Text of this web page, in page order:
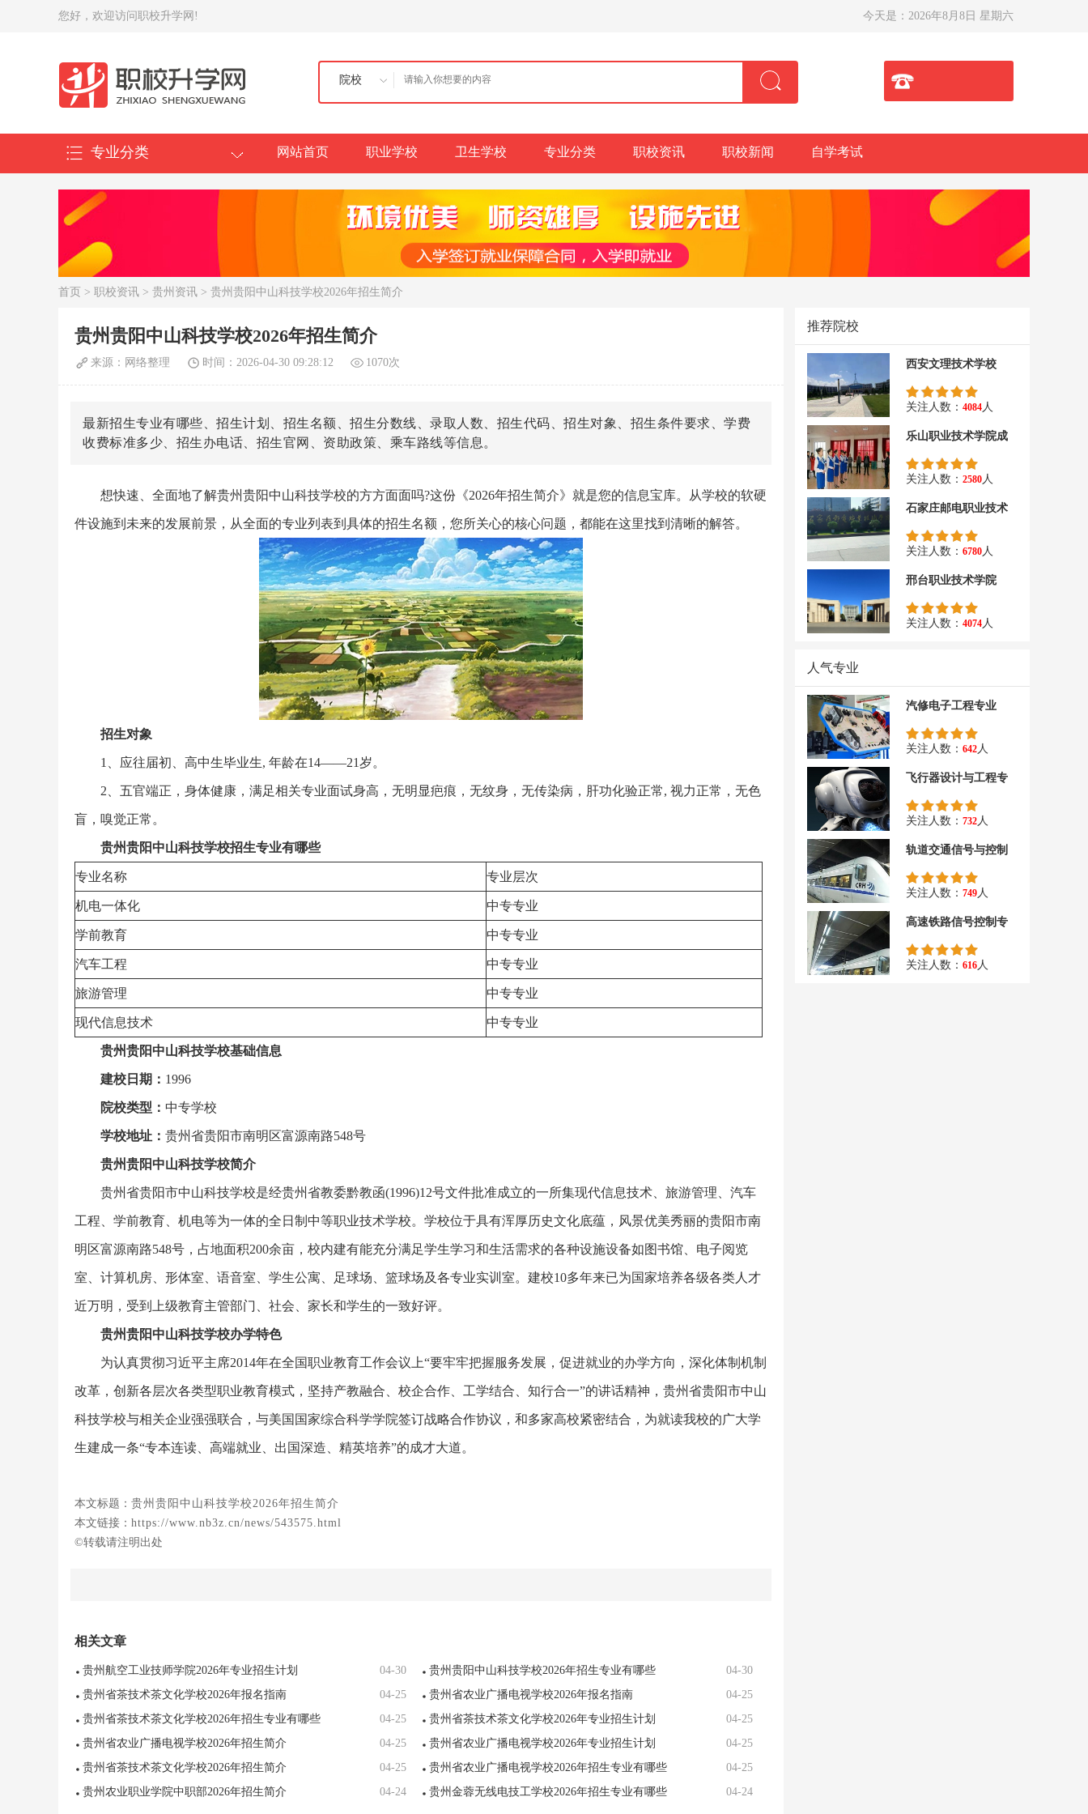
您好，欢迎访问职校升学网! 今天是： 2026年8月8日 星期六
院校
专业分类 网站首页 职业学校 卫生学校 专业分类 职校资讯 职校新闻 自学考试
首页 > 职校资讯 > 贵州资讯 > 贵州贵阳中山科技学校2026年招生简介
贵州贵阳中山科技学校2026年招生简介
来源：网络整理 时间：2026-04-30 09:28:12 1070次
最新招生专业有哪些、招生计划、招生名额、招生分数线、录取人数、招生代码、招生对象、招生条件要求、学费
收费标准多少、招生办电话、招生官网、资助政策、乘车路线等信息。
想快速、全面地了解贵州贵阳中山科技学校的方方面面吗?这份《2026年招生简介》就是您的信息宝库。从学校的软硬
件设施到未来的发展前景，从全面的专业列表到具体的招生名额，您所关心的核心问题，都能在这里找到清晰的解答。
招生对象
1、应往届初、高中生毕业生, 年龄在14——21岁。
2、五官端正，身体健康，满足相关专业面试身高，无明显疤痕，无纹身，无传染病，肝功化验正常, 视力正常，无色
盲，嗅觉正常。
贵州贵阳中山科技学校招生专业有哪些
专业名称 专业层次
机电一体化 中专专业
学前教育 中专专业
汽车工程 中专专业
旅游管理 中专专业
现代信息技术 中专专业
贵州贵阳中山科技学校基础信息
建校日期： 1996
院校类型： 中专学校
学校地址： 贵州省贵阳市南明区富源南路548号
贵州贵阳中山科技学校简介
贵州省贵阳市中山科技学校是经贵州省教委黔教函(1996)12号文件批准成立的一所集现代信息技术、旅游管理、汽车
工程、学前教育、机电等为一体的全日制中等职业技术学校。学校位于具有浑厚历史文化底蕴，风景优美秀丽的贵阳市南
明区富源南路548号，占地面积200余亩，校内建有能充分满足学生学习和生活需求的各种设施设备如图书馆、电子阅览
室、计算机房、形体室、语音室、学生公寓、足球场、篮球场及各专业实训室。建校10多年来已为国家培养各级各类人才
近万明，受到上级教育主管部门、社会、家长和学生的一致好评。
贵州贵阳中山科技学校办学特色
为认真贯彻习近平主席2014年在全国职业教育工作会议上“要牢牢把握服务发展，促进就业的办学方向，深化体制机制
改革，创新各层次各类型职业教育模式，坚持产教融合、校企合作、工学结合、知行合一”的讲话精神，贵州省贵阳市中山
科技学校与相关企业强强联合，与美国国家综合科学学院签订战略合作协议，和多家高校紧密结合，为就读我校的广大学
生建成一条“专本连读、高端就业、出国深造、精英培养”的成才大道。
本文标题： 贵州贵阳中山科技学校2026年招生简介
本文链接： https://www.nb3z.cn/news/543575.html
©转载请注明出处
相关文章
贵州航空工业技师学院2026年专业招生计划 04-30 贵州贵阳中山科技学校2026年招生专业有哪些
04-30
贵州省茶技术茶文化学校2026年报名指南
04-25 贵州省农业广播电视学校2026年报名指南
04-25
贵州省茶技术茶文化学校2026年招生专业有哪些
04-25 贵州省茶技术茶文化学校2026年专业招生计划
04-25
贵州省农业广播电视学校2026年招生简介
04-25 贵州省农业广播电视学校2026年专业招生计划
04-25
贵州省茶技术茶文化学校2026年招生简介
04-25 贵州省农业广播电视学校2026年招生专业有哪些
04-25
贵州农业职业学院中职部2026年招生简介
04-24 贵州金蓉无线电技工学校2026年招生专业有哪些 04-24
推荐院校
西安文理技术学校
关注人数： 4084人
乐山职业技术学院成
关注人数： 2580人
石家庄邮电职业技术
关注人数： 6780人
邢台职业技术学院
关注人数： 4074人
人气专业
汽修电子工程专业
关注人数： 642人
飞行器设计与工程专
关注人数： 732人
轨道交通信号与控制
关注人数： 749人
高速铁路信号控制专
关注人数： 616人